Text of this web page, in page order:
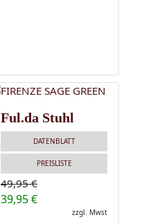
Ful.da Stuhl
DATENBLATT
PREISLISTE
49,95 €
39,95 €
zzgl. Mwst